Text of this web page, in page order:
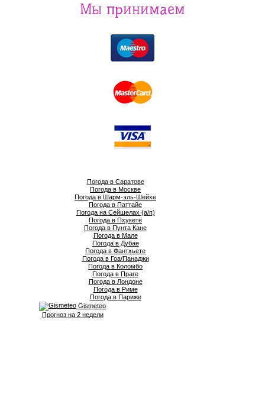
Мы принимаем
Погода в Саратове
Погода в Москве
Погода в Шарм-эль-Шейхе
Погода в Паттайе
Погода на Сейшелах (а/п)
Погода в Пхукете
Погода в Пунта Кане
Погода в Мале
Погода в Дубае
Погода в Фантхьете
Погода в Гоа/Панаджи
Погода в Коломбо
Погода в Праге
Погода в Лондоне
Погода в Риме
Погода в Париже
Gismeteo
Прогноз на 2 недели